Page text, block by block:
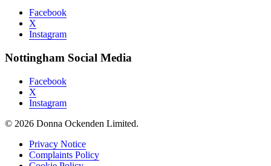
Facebook
X
Instagram
Nottingham Social Media
Facebook
X
Instagram
© 2026 Donna Ockenden Limited.
Privacy Notice
Complaints Policy